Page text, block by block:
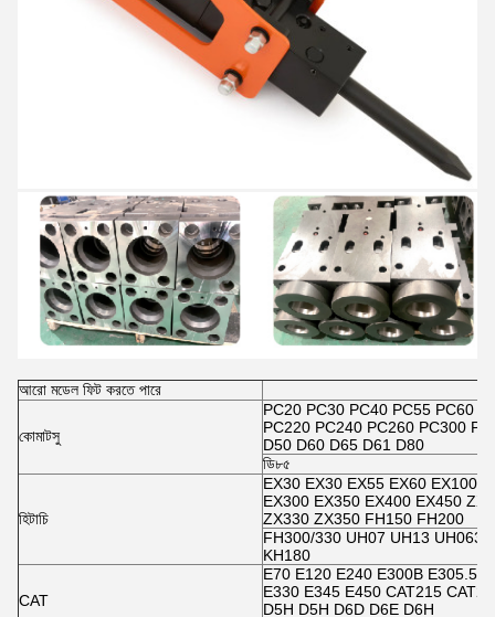
আরো মডেল ফিট করতে পারে
কোমাটসু
PC20 PC30 PC40 PC55 PC60
PC220 PC240 PC260 PC300
D50 D60 D65 D61 D80
ডি৮৫
হিটাচি
EX30 EX30 EX55 EX60 EX100/
EX300 EX350 EX400 EX450
ZX330 ZX350 FH150 FH200
FH300/330 UH07 UH13 UH063
KH180
CAT
E70 E120 E240 E300B E305.5
E330 E345 E450 CAT215
D5H D5H D6D D6E D6H